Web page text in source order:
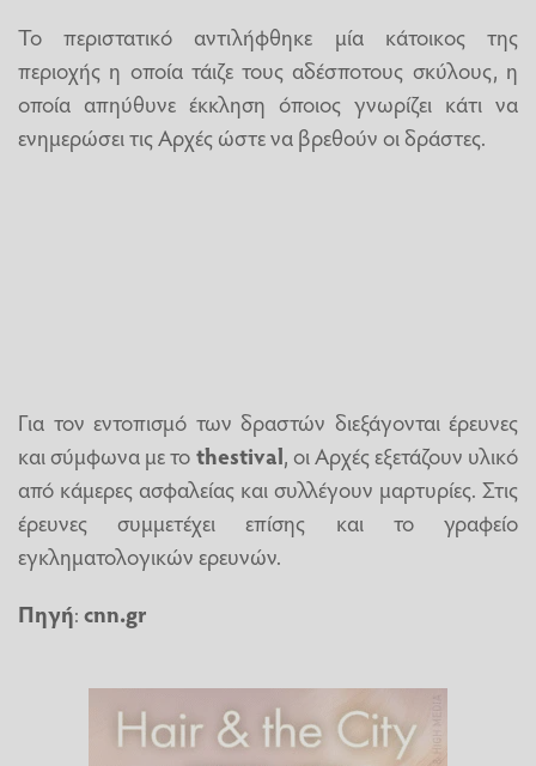
Το περιστατικό αντιλήφθηκε μία κάτοικος της
περιοχής η οποία τάιζε τους αδέσποτους σκύλους, η
οποία απηύθυνε έκκληση όποιος γνωρίζει κάτι να
ενημερώσει τις Αρχές ώστε να βρεθούν οι δράστες.
Για τον εντοπισμό των δραστών διεξάγονται έρευνες
και σύμφωνα με τοthestival, οι Αρχές εξετάζουν υλικό
από κάμερες ασφαλείας και συλλέγουν μαρτυρίες. Στις
έρευνες συμμετέχει επίσης και το γραφείο
εγκληματολογικών ερευνών.
Πηγή:cnn.gr